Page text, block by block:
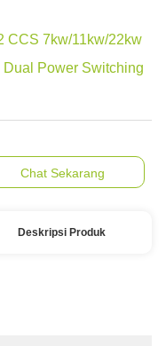
CCS 7kw/11kw/22kw
Power Switching
Chat Sekarang
Deskripsi Produk